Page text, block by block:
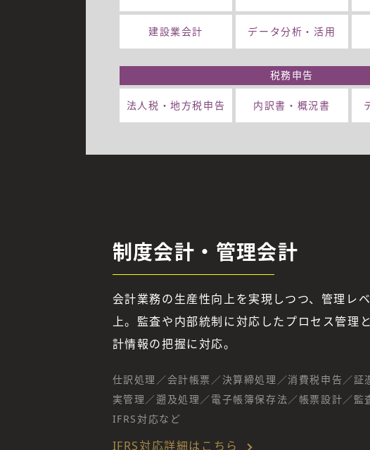
建設業会計 データ分析・ 活用
税務申告
法人税・地方税申告 内訳書・概況書
制度会計・管理会計
会計業務の生産性向上を実現しつつ、管理レ
上。監査や内部統制に対応したプロセス管理
計情報の把握に対応。
仕訳処理／会計帳票／決算締処理／消費税申告／証
実管理／遡及処理／電子帳簿保存法／帳票設計／監
IFRS対応など
IFRS対応詳細はこちら